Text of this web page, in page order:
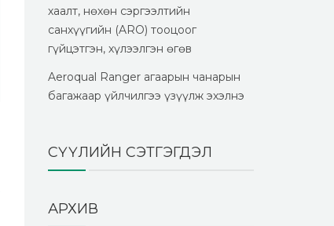
хаалт, нөхөн сэргээлтийн
санхүүгийн (ARO) тооцоог
гүйцэтгэн, хүлээлгэн өгөв
Aeroqual Ranger агаарын чанарын
багажаар үйлчилгээ үзүүлж эхэлнэ
СҮҮЛИЙН СЭТГЭГДЭЛ
АРХИВ